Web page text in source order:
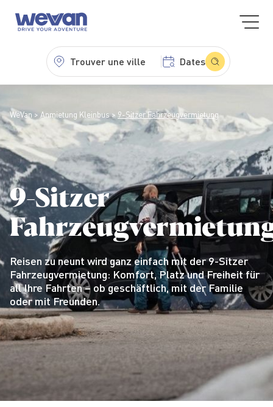
Trouver une ville Dates
WeVan Anmietung Kleinbus 9-Sitzer Fahrzeugvermietung
9-Sitzer
Reisen zu neunt wird ganz einfach mit der 9-Sitzer
Fahrzeugvermietung: Komfort, Platz und Freiheit für
all Ihre Fahrten – ob geschäftlich, mit der Familie
oder mit Freunden.